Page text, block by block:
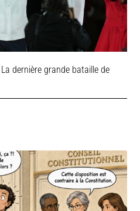
La dernière grande bataille de